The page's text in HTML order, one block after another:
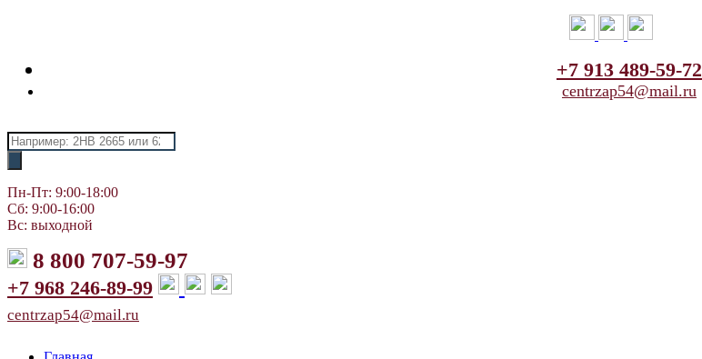
+7 913 489-59-72
centrzap54@mail.ru
Поиск
товаров
Пн-Пт: 9:00-18:00
Сб: 9:00-16:00
Вс: выходной
8 800 707-59-97
+7 968 246-89-99
centrzap54@mail.ru